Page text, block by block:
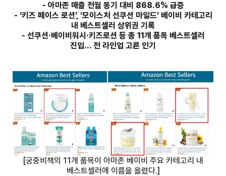
- 아마존 매출 전월 동기 대비 868.6% 급증
- ‘키즈 페이스 로션’, ‘모이스처 선쿠션 마일드’ 베이비 카테고리
내 베스트셀러 상위권 기록
- 선쿠션·베이비워시·키즈로션 등 총 11개 품목 베스트셀러
진입… 전 라인업 고른 인기
[궁중비책의 11개 품목이 아마존 베이비 주요 카테고리 내
베스트셀러에 이름을 올렸다.]